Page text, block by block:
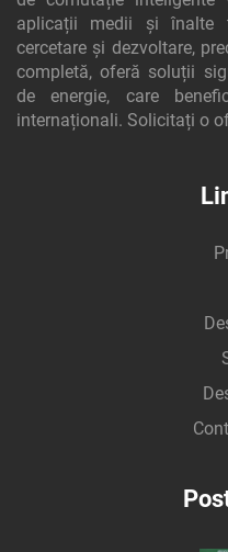
aplicații medii și înalte
cercetare și dezvoltare,
completă, oferă soluții
de energie, care
internaționali. Solicitați o